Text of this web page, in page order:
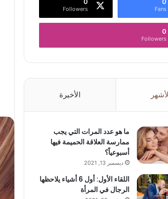
Fans
Followers
0
Followers
الأخيرة
ما هو عدد المرات التي يجب
ممارسة العلاقة الحميمة فيها
أسبوعياً؟
ديسمبر 13, 2021
اللقاء الأول: أول 6 أشياء يلاحظها
الرجال في المرأة